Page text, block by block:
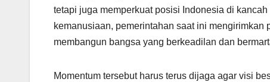
tetapi juga memperkuat posisi Indonesia di
kemanusiaan, pemerintahan saat ini
membangun bangsa yang berkeadilan dan
Momentum tersebut harus terus dijaga agar visi